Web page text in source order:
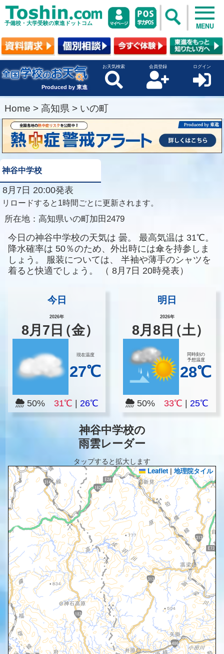
予備校・大学受験の東進ドットコム MENU
Produced by 東進
お天気検索 会員登録 ログイン
Home > 高知県 > いの町
神谷中学校
8月7日 20:00発表
リロードすると1時間ごとに更新されます。
所在地： 高知県いの町加田2479
今日の神谷中学校の天気は 曇。 最高気温は 31℃。
降水確率は 50％のため、外出時には傘を持参しま
しょう。
服装については、
半袖や薄手のシャツを
着ると快適でしょう。
（ 8月7日 20時発表）
今日
2026年
8月 7 日（金）
現在温度
27℃
50% 31℃ 26℃
明日
2026年
8月8 日（土）
同時刻の
予想温度
28℃
50%33℃ |25℃
神谷中学校の
雨雲レーダー
タップすると拡大します
Leaflet | 地理院タイル